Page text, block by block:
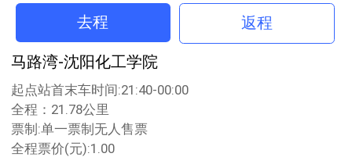
去程 返程
马路湾-沈阳化工学院
起点站首末车时间:21:40-00:00
全程：21.78公里
票制:单一票制无人售票
全程票价(元):1.00